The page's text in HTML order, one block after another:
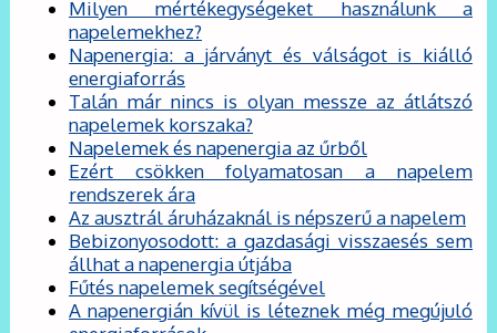
Milyen mértékegységeket használunk a
napelemekhez?
Napenergia: a járványt és válságot is kiálló
energiaforrás
Talán már nincs is olyan messze az átlátszó
napelemek korszaka?
Napelemek és napenergia az űrből
Ezért csökken folyamatosan a napelem
rendszerek ára
Az ausztrál áruházaknál is népszerű a napelem
Bebizonyosodott: a gazdasági visszaesés sem
állhat a napenergia útjába
Fűtés napelemek segítségével
A napenergián kívül is léteznek még megújuló